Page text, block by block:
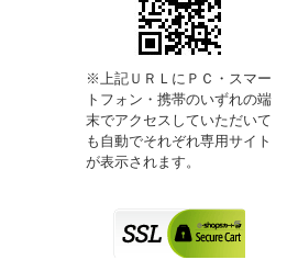
※上記ＵＲＬにＰＣ・スマー
トフォン・携帯のいずれの端
末でアクセスしていただいて
も自動でそれぞれ専用サイト
が表示されます。